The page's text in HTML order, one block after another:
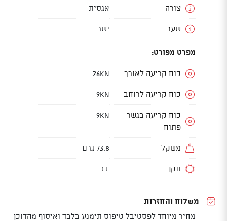
צורה אגסית
שער ישר
מפרט מפורט:
כוח קריעה לאורך 26KN
כוח קריעה לרוחב 9KN
כוח קריעה בגשר
פתוח
9KN
משקל 73.8 גרם
תקן CE
משלוח והחזרות
מחיר מיוחד לפסטיבל טיפוס תימנע בלבד ואיסוף מהדוכן